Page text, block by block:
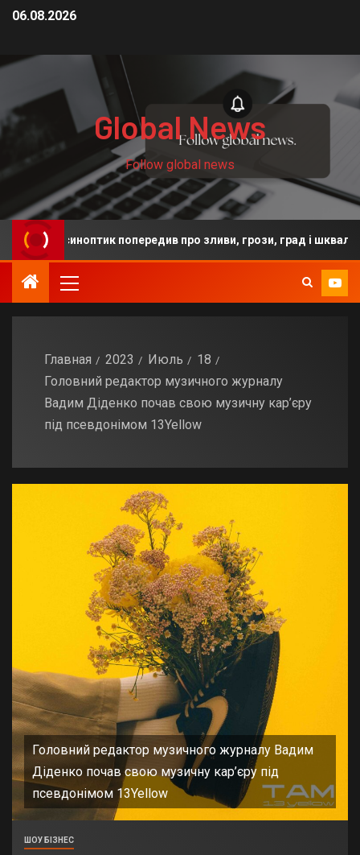
06.08.2026
Global News
Follow global news
синоптик попередив про зливи, грози, град і шквали
Главная 2023 Июль
18
Головний редактор музичного журналу
Вадим Діденко почав свою музичну кар’єру
під псевдонімом 13Yellow
Головний редактор музичного журналу Вадим
Діденко почав свою музичну кар’єру під
псевдонімом 13Yellow
ШОУ БІЗНЕС